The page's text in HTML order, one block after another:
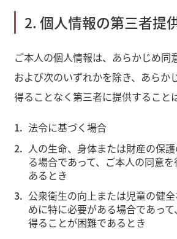
2. 個人情報の第三者提
ご本人の個人情報は、あらかじめ同
および次のいずれかを除き、あらか
得ることなく第三者に提供すること
法令に基づく場合
人の生命、身体または財産の保
る場合であって、ご本人の同意
あるとき
公衆衛生の向上または児童の健
めに特に必要がある場合であっ
得ることが困難であるとき